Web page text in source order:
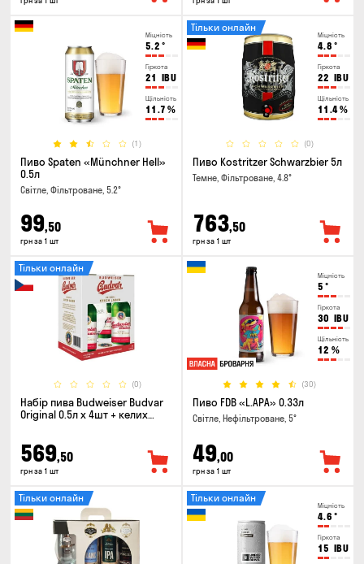
Міцність
5.2 °
Гіркота
21 IBU
Щільність
11.7 %
(1)
Пиво Spaten «Münchner Hell»
0.5л
Світле, Фільтроване, 5.2°
99,50
грн за 1 шт
Міцність
4.8 °
Гіркота
22 IBU
Щільність
11.4%
(0)
Тільки онлайн
Пиво Kostritzer Schwarzbier 5л
Темне, Фільтроване, 4.8°
763,50
грн за 1 шт
(0)
Тільки онлайн
Набір пива Budweiser Budvar
Original 0.5л х 4шт + келих
569,50
грн за 1 шт
Міцність
5 °
Гіркота
30 IBU
Щільність
12 %
(30)
Пиво FDB «L.APA» 0.33л
Світле, Нефільтроване, 5°
49,00
грн за 1 шт
Тільки онлайн
Міцність
4.6 °
Гіркота
15 IBU
Тільки онлайн